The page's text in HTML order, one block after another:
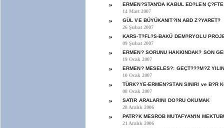
»
ERMEN?STAN'DA KABUL ED?LEN
14 Mart 2007
»
GÜL VE BÜYÜKANIT?IN ABD Z?YARET?
26 Şubat 2007
»
KARS-T?FL?S-BAKÜ DEM?RYOLU
09 Şubat 2007
»
ERMEN? SORUNU HAKKINDAK? SON
19 Ocak 2007
»
ERMEN? MESELES?: GEÇT???M?Z
10 Ocak 2007
»
TÜRK?YE-ERMEN?STAN SINIRI ve B?R
08 Ocak 2007
»
SATIR ARALARINI DO?RU OKUMAK
28 Aralık 2006
»
PATR?K MESROB MUTAFYAN'IN
21 Aralık 2006